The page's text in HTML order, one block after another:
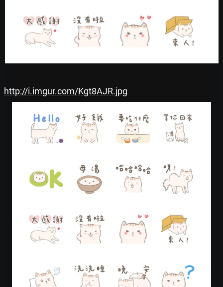
http://i.imgur.com/Kgt8AJR.jpg